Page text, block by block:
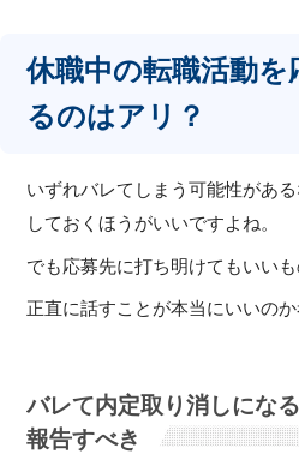
休職中の転職活動を
るのはアリ？
いずれバレてしまう可能性があ
しておくほうがいいですよね。
でも応募先に打ち明けてもいい
正直に話すことが本当にいいのか
バレて内定取り消しにな
報告すべき